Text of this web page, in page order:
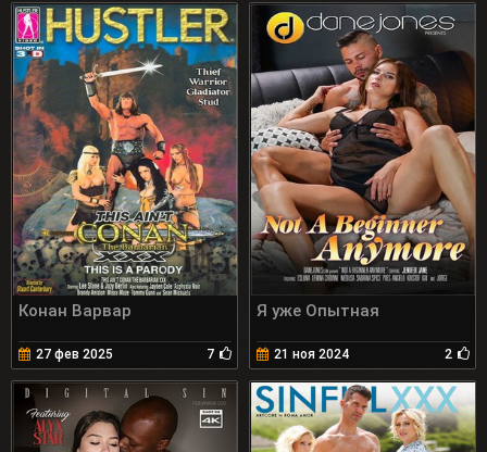
Конан Варвар
27 фев 2025 7
Я уже Опытная
21 ноя 2024 2